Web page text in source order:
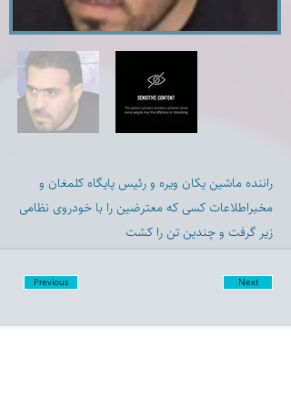
راننده ماشين يكان ويره و رئيس پایگاه كلمغان و
مخبراطلاعات کسی که معترضین را با خودروی نظامی
زیر گرفت و چندین تن را کشت
Previous Next